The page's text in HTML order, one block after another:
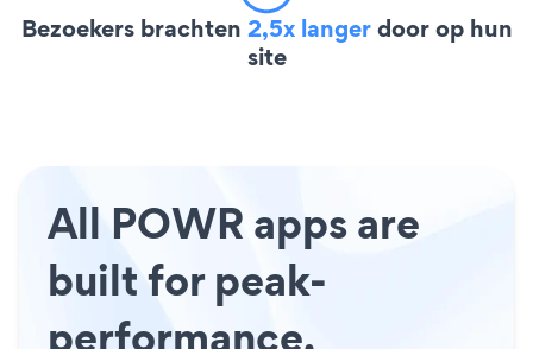
Bezoekers brachten 2,5x langerdoor op hun
site
All POWR apps are
built for peak-
performance.